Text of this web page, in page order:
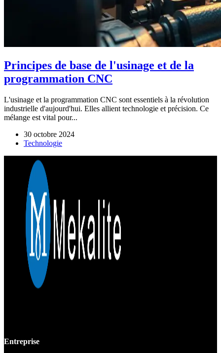
Principes de base de l'usinage et de la
programmation CNC
L'usinage et la programmation CNC sont essentiels à la révolution
industrielle d'aujourd'hui. Elles allient technologie et précision. Ce
mélange est vital pour...
30 octobre 2024
Technologie
Entreprise